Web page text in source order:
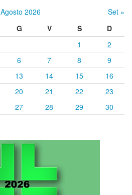
Agosto 2026
Set »
G V S
D
1
2
6 7 8
9
13 14 15
16
20 21 22
23
27 28 29
30